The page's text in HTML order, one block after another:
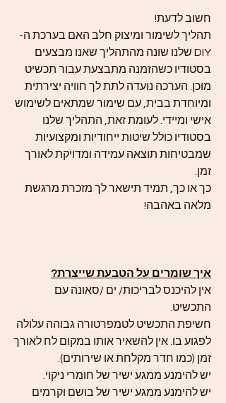
חשוב לדעת!
תהליך לשימור ומיצוק חלב האם בערכת ה-
DIY שלנו שונה מהתהליך שאנו מבצעים
בסטודיו כשהזמנה מתבצעת עבור תכשיט
מוכן. הערכה נועדה לתת לך חוויה יצירתית
ומיוחדת בבית, עם שימור שמתאים לשימוש
אישי ומיידי. לעומת זאת, התהליך שלנו
בסטודיו כולל שיטות ייחודיות ומקצועיות
שמבטיחות תוצאה עמידה ומדויקת לאורך
זמן.
כך או כך, תמיד תישאר לך מזכרת מרגשת
מלאה באהבה!
איך שומרים על הטבעת שייצרת?
אין להיכנס לבריכות/ ים /סאונה עם
התכשיט.
חשיפת התכשיט לטמפרטורה גבוהה עלולה
לפגוע בו. אין להשאיר אותו במקום לח לאורך
זמן (כמו חדר מקלחת או שירותים).
יש להימנע ממגע ישיר של חומרי ניקוי.
יש להימנע ממגע ישיר של בושם וקרמים